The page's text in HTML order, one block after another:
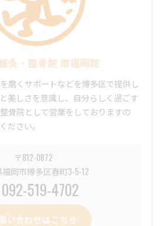
灸・整骨院 南福岡院
磨くサポートなどを博多区で提供し
美しさを意識し、自分らしく過ごす
骨院として営業をしておりますの
ださい。
〒812-0872
岡市博多区春町3-5-12
092-519-4702
い合わせはこちら